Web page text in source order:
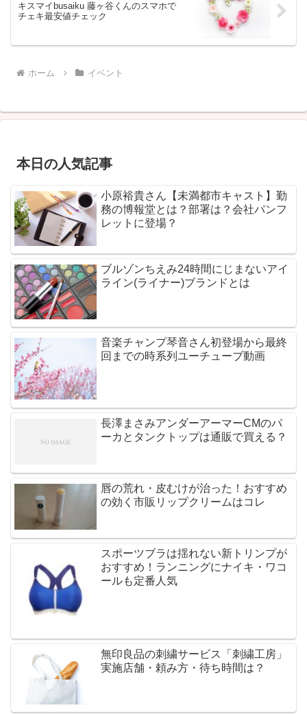
キスマイbusaiku 藤ヶ谷くんのスマホで
チェキ最安値チェック
ホーム イベント
本日の人気記事
小原裕貴さん【未満都市キャスト】勤
務の博報堂とは？部署は？会社パンフ
レットに登場？
ブルゾンちえみ24時間にじまないアイ
ライン(ライナー)ブランドとは
音楽チャンプ琴音さん初登場から最終
回までの時系列ユーチューブ動画
長澤まさみアンダーアーマーCMのパ
ーカとタンクトップは通販で買える？
唇の荒れ・皮むけが治った！おすすめ
の効く市販リップクリームはコレ
スポーツブラは揺れない新トリンプが
おすすめ！ランニングにナイキ・ワコ
ールも定番人気
無印良品の刺繍サービス「刺繍工房」
実施店舗・頼み方・待ち時間は？